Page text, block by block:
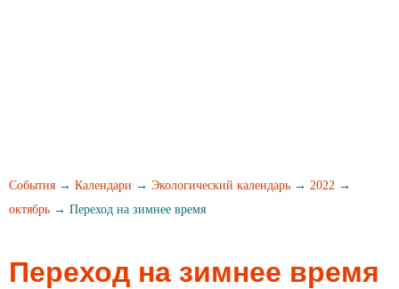
События → Календари → Экологический календарь → 2022 →
октябрь → Переход на зимнее время
Переход на зимнее время